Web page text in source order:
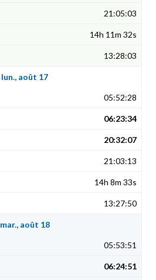
21:05:03
14h 11m 32s
13:28:03
lun., août 17
05:52:28
06:23:34
20:32:07
21:03:13
14h 8m 33s
13:27:50
mar., août 18
05:53:51
06:24:51